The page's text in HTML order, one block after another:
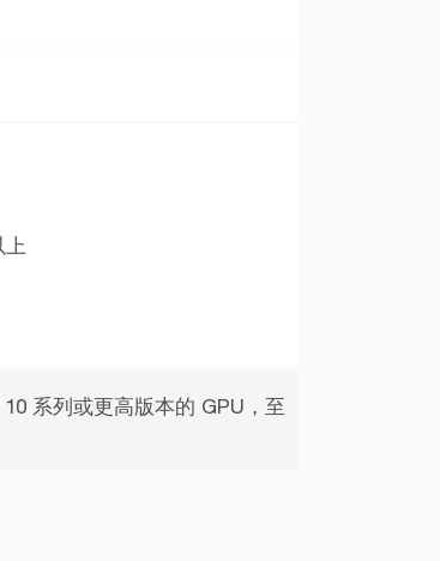
上
系列或更高版本的 GPU，至